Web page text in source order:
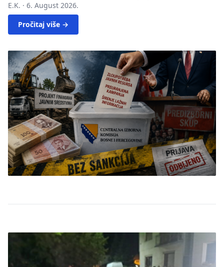
E.K. · 6. August 2026.
Pročitaj više →